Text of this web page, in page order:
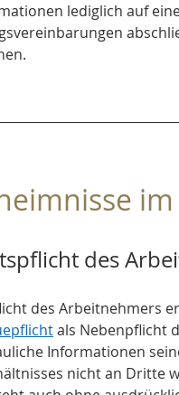
lediglich auf
des
des Arbeitnehmers
als Nebenpflicht
Informationen
nicht an Dritte